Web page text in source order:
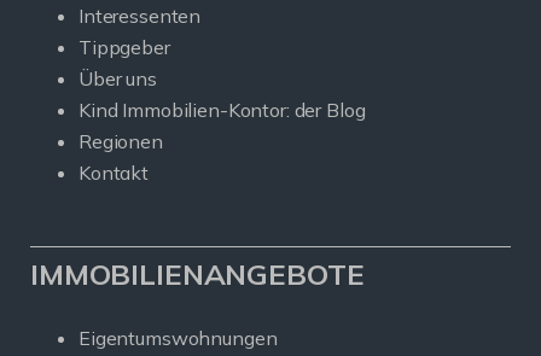
Interessenten
Tippgeber
Über uns
Kind Immobilien-Kontor: der Blog
Regionen
Kontakt
IMMOBILIENANGEBOTE
Eigentumswohnungen